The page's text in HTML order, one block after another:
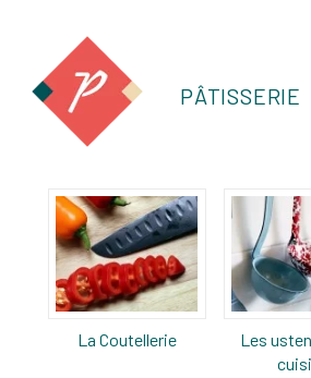
PÂTISSERIE
La Coutellerie
Les